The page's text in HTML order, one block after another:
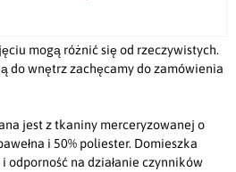
mogą różnić się od rzeczywistych.
do wnętrz zachęcamy do zamówienia
jest z tkaniny merceryzowanej o
i 50% poliester. Domieszka
odporność na działanie czynników